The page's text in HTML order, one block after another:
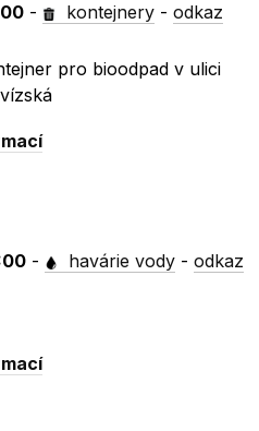
- kontejnery -odkaz
pro bioodpad v ulici
- havárie vody -odkaz